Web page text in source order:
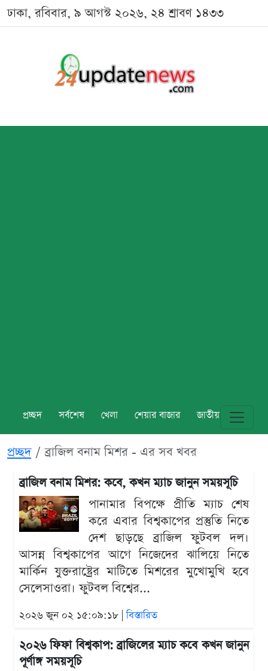
ঢাকা, রবিবার, ৯ আগস্ট ২০২৬, ২৪ শ্রাবণ ১৪৩৩
প্রচ্ছদ সর্বশেষ খেলা শেয়ার বাজার জাতীয় বিশ্ব
প্রচ্ছদ ব্রাজিল বনাম মিশর - এর সব খবর
ব্রাজিল বনাম মিশর: কবে, কখন ম্যাচ জানুন সময়সূচি
পানামার বিপক্ষে প্রীতি ম্যাচ শেষ
করে এবার বিশ্বকাপের প্রস্তুতি নিতে
দেশ ছাড়ছে ব্রাজিল ফুটবল দল।
আসন্ন বিশ্বকাপের আগে নিজেদের ঝালিয়ে নিতে
মার্কিন যুক্তরাষ্ট্রের মাটিতে মিশরের মুখোমুখি হবে
সেলেসাওরা। ফুটবল বিশ্বের...
২০২৬ জুন ০২ ১৫:০৯:১৮ |বিস্তারিত
২০২৬ ফিফা বিশ্বকাপ: ব্রাজিলের ম্যাচ কবে কখন জানুন
পূর্ণাঙ্গ সময়সূচি